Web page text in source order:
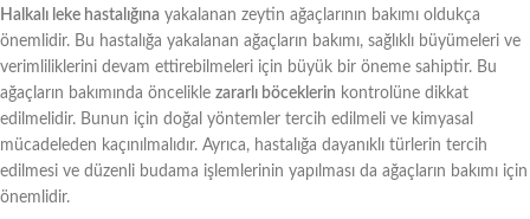
Halkalı leke hastalığına yakalanan zeytin ağaçlarının bakımı oldukça
önemlidir. Bu hastalığa yakalanan ağaçların bakımı, sağlıklı büyümeleri ve
verimliliklerini devam ettirebilmeleri için büyük bir öneme sahiptir. Bu
ağaçların bakımında öncelikle zararlı böceklerin kontrolüne dikkat
edilmelidir. Bunun için doğal yöntemler tercih edilmeli ve kimyasal
mücadeleden kaçınılmalıdır. Ayrıca, hastalığa dayanıklı türlerin tercih
edilmesi ve düzenli budama işlemlerinin yapılması da ağaçların bakımı için
önemlidir.